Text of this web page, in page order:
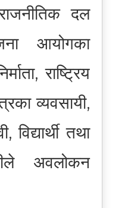
दल
आयोगका
राष्ट्रिय
व्यवसायी,
तथा
अवलोकन